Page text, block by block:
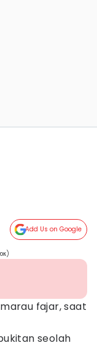
Add Us on Google
fajar, saat
seolah